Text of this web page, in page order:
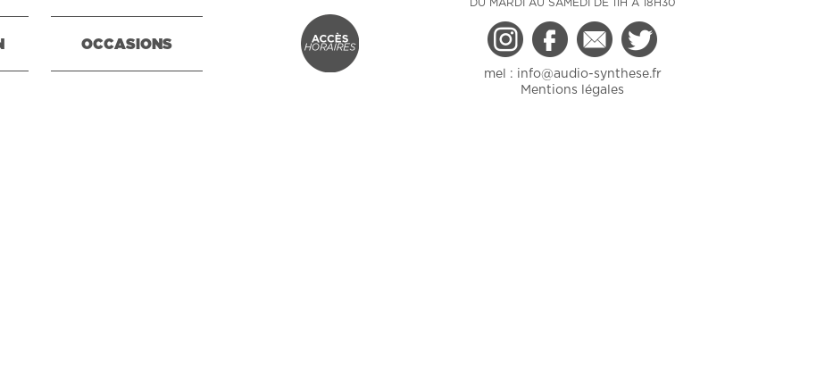
OCCASIONS
DU MARDI AU SAMEDI DE 11H À 18H30
mel : info@audio-synthese.fr
Mentions légales